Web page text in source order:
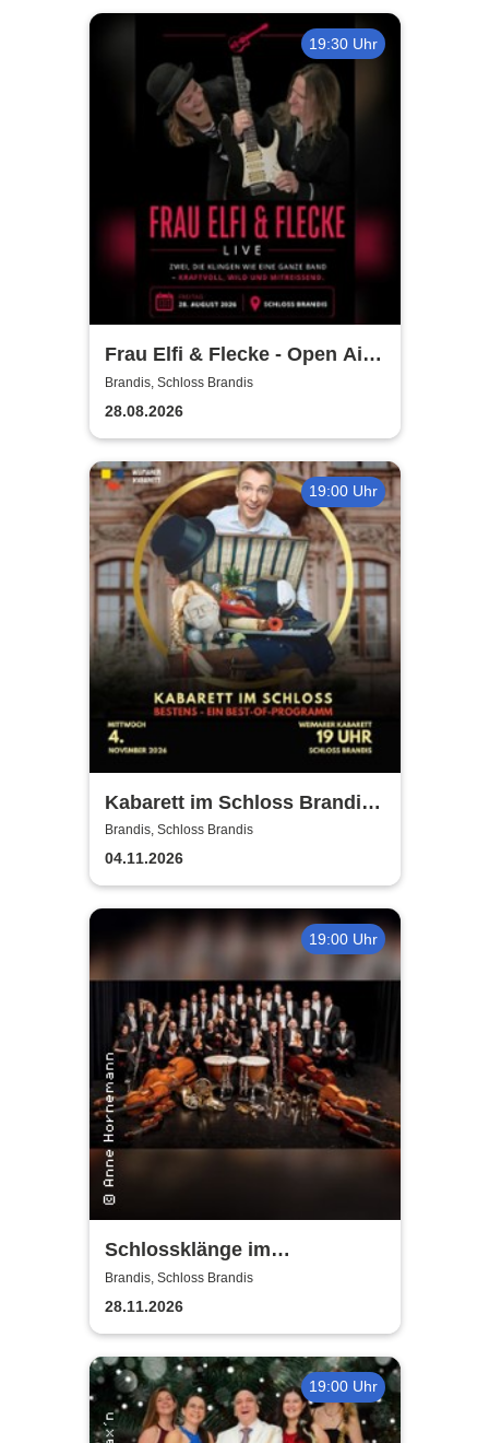
19:30 Uhr
Frau Elfi & Flecke - Open Air
Konzert
Brandis, Schloss Brandis
28.08.2026
19:00 Uhr
Kabarett im Schloss Brandis |
Weimarer Kabarett
Brandis, Schloss Brandis
04.11.2026
19:00 Uhr
Schlossklänge im
Kerzenschein -
Adventskonzert
Brandis, Schloss Brandis
28.11.2026
19:00 Uhr